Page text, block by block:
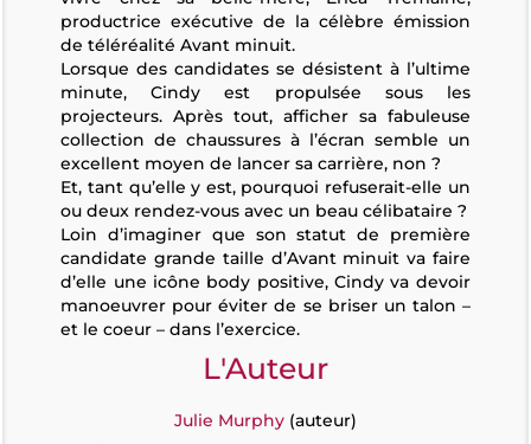
productrice exécutive de la célèbre émission
de téléréalité Avant minuit.
Lorsque des candidates se désistent à l’ultime
minute, Cindy est propulsée sous les
projecteurs. Après tout, afficher sa fabuleuse
collection de chaussures à l’écran semble un
excellent moyen de lancer sa carrière, non ?
Et, tant qu’elle y est, pourquoi refuserait-elle un
ou deux rendez-vous avec un beau célibataire ?
Loin d’imaginer que son statut de première
candidate grande taille d’Avant minuit va faire
d’elle une icône body positive, Cindy va devoir
manoeuvrer pour éviter de se briser un talon –
et le coeur – dans l’exercice.
L'Auteur
Julie Murphy (auteur)